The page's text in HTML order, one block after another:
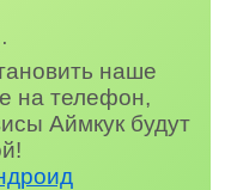
наше
на телефон,
Аймкук будут